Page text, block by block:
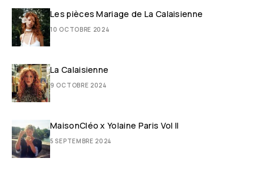
Les pièces Mariage de La Calaisienne
10 OCTOBRE 2024
La Calaisienne
9 OCTOBRE 2024
MaisonCléo x Yolaine Paris Vol II
5 SEPTEMBRE 2024